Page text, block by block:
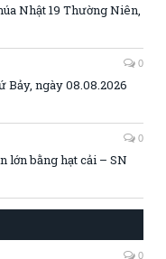
Nhật 19 Thường Niên,
0
Bảy, ngày 08.08.2026
0
lớn bằng hạt cải – SN
0